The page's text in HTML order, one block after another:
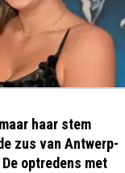
haar stem
zus van Antwerp-
optredens met